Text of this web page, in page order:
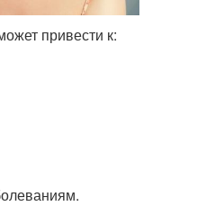
привести к: